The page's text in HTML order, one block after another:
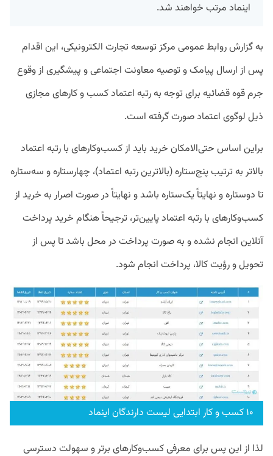
اینماد مرتب خواهند شد.
به گزارش روابط عمومی مرکز توسعه تجارت الکترونیکی، این اقدام
پس از ارسال پیامک و توصیه معاونت اجتماعی و پیشگیری از وقوع
جرم قوه قضائیه برای توجه به رتبه اعتماد کسب و کارهای مجازی
ذیل لوگوی اعتماد صورت گرفته است.
براین اساس حتی‌الامکان خرید باید از کسب‌وکارهای با رتبه اعتماد
بالاتر به ترتیب پنج‌ستاره (بالاترین رتبه اعتماد)، چهارستاره و سه‌ستاره
تا دوستاره و نهایتاً یک‌ستاره باشد و نهایتاً در صورت اصرار به خرید از
کسب‌وکارهای با رتبه اعتماد پایین‌تر، ترجیحاً هنگام خرید پرداخت
آنلاین انجام نشده و به صورت پرداخت در محل باشد تا پس از
تحویل و رؤیت کالا، پرداخت انجام شود.
۱۰ کسب و کار ابتدایی لیست دارندگان اینماد
لذا از این پس برای معرفی کسب‌وکارهای برتر و سهولت دسترسی